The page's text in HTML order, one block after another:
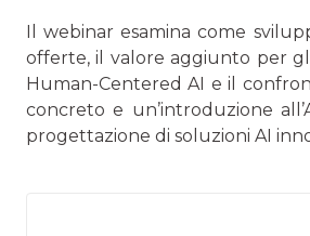
Il webinar esamina come
offerte, il valore aggiunto per
Human-Centered AI e il
concreto e un’introduzione
progettazione di soluzioni AI